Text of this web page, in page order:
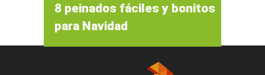
8 peinados fáciles y bonitos
para Navidad